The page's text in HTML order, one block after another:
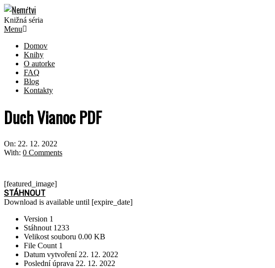
Skip
to
content
Knižná séria
Primary
Menu
Menu
Domov
Knihy
O autorke
FAQ
Blog
Kontakty
Duch Vianoc PDF
On: 22. 12. 2022
With: 0 Comments
[featured_image]
STÁHNOUT
Download is available until [expire_date]
Version 1
Stáhnout 1233
Velikost souboru 0.00 KB
File Count 1
Datum vytvoření 22. 12. 2022
Poslední úprava 22. 12. 2022